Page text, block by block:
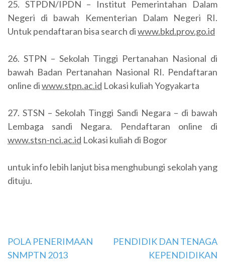
25. STPDN/IPDN – Institut Pemerintahan Dalam
Negeri di bawah Kementerian Dalam Negeri RI.
Untuk pendaftaran bisa search diwww.bkd.prov.go.id
26. STPN – Sekolah Tinggi Pertanahan Nasional di
bawah Badan Pertanahan Nasional RI. Pendaftaran
online diwww.stpn.ac.id Lokasi kuliah Yogyakarta
27. STSN – Sekolah Tinggi Sandi Negara – di bawah
Lembaga sandi Negara. Pendaftaran online di
www.stsn-nci.ac.id Lokasi kuliah di Bogor
untuk info lebih lanjut bisa menghubungi sekolah yang
dituju.
Navigasi
pos
POLA PENERIMAAN
SNMPTN 2013
PENDIDIK DAN TENAGA
KEPENDIDIKAN